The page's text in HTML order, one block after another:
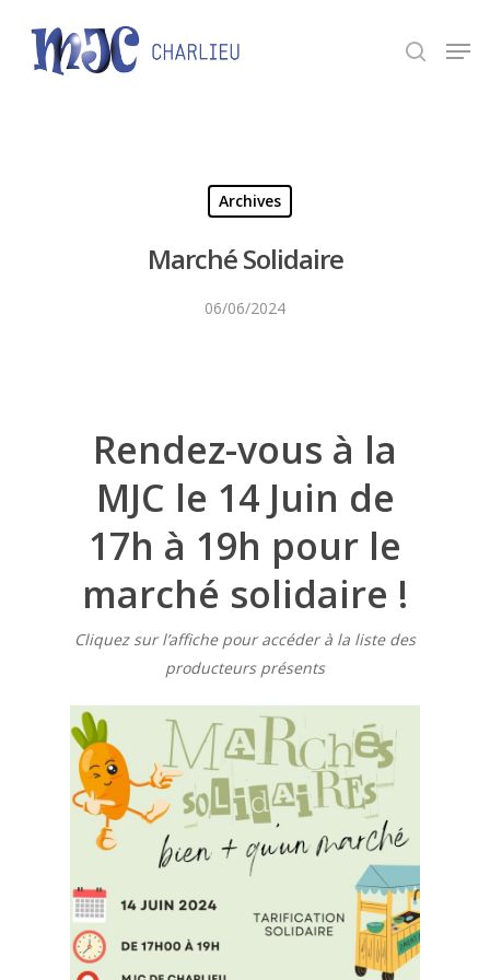
Archives
Marché Solidaire
06/06/2024
Rendez-vous à la
MJC le 14 Juin de
17h à 19h pour le
marché solidaire !
Cliquez sur l’affiche pour accéder à la liste des
producteurs présents